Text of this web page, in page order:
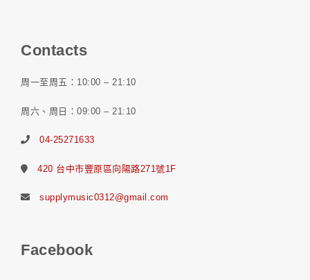
Contacts
周一至周五：10:00 – 21:10
周六、周日：09:00 – 21:10
04-25271633
420 台中市豐原區向陽路271號1F
supplymusic0312@gmail.com
Facebook